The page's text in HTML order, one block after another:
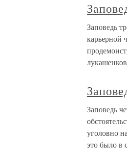
Заповедь
карьерной
Заповедь
уголовно
это было в